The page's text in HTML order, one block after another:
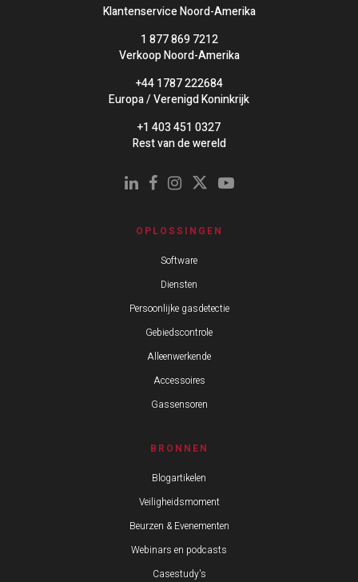
Klantenservice Noord-Amerika
1 877 869 7212
Verkoop Noord-Amerika
+44 1787 222684
Europa / Verenigd Koninkrijk
+1 403 451 0327
Rest van de wereld
OPLOSSINGEN
Software
Diensten
Persoonlijke gasdetectie
Gebiedscontrole
Alleenwerkende
Accessoires
Gassensoren
BRONNEN
Blogartikelen
Veiligheidsmoment
Beurzen & Evenementen
Webinars en podcasts
Casestudy's